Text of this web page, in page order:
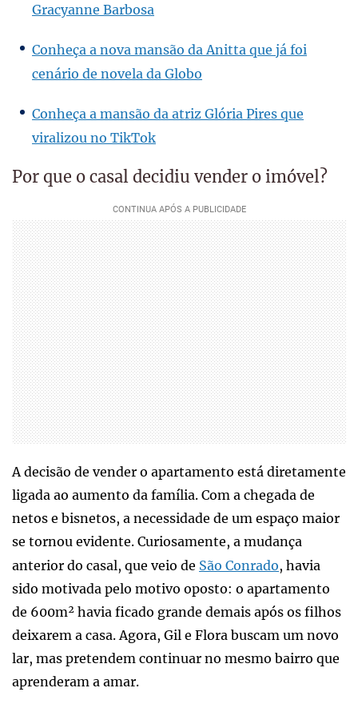
Gracyanne Barbosa
Conheça a nova mansão da Anitta que já foi
cenário de novela da Globo
Conheça a mansão da atriz Glória Pires que
viralizou no TikTok
Por que o casal decidiu vender o imóvel?
A decisão de vender o apartamento está diretamente
ligada ao aumento da família. Com a chegada de
netos e bisnetos, a necessidade de um espaço maior
se tornou evidente. Curiosamente, a mudança
anterior do casal, que veio de São Conrado, havia
sido motivada pelo motivo oposto: o apartamento
de 600m² havia ficado grande demais após os filhos
deixarem a casa. Agora, Gil e Flora buscam um novo
lar, mas pretendem continuar no mesmo bairro que
aprenderam a amar.